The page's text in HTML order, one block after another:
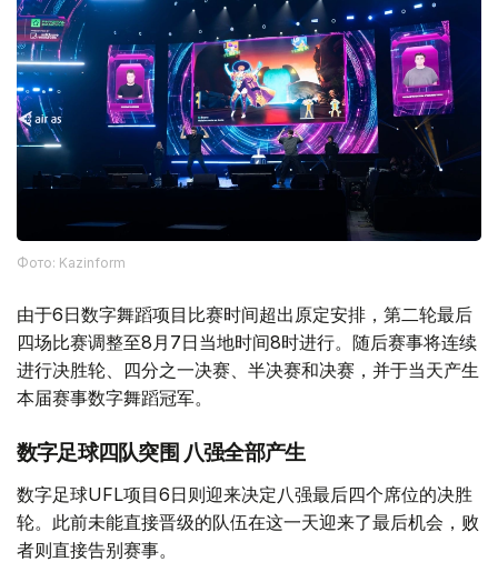
Фото: Kazinform
由于6日数字舞蹈项目比赛时间超出原定安排，第二轮最后
四场比赛调整至8月7日当地时间8时进行。随后赛事将连续
进行决胜轮、四分之一决赛、半决赛和决赛，并于当天产生
本届赛事数字舞蹈冠军。
数字足球四队突围 八强全部产生
数字足球UFL项目6日则迎来决定八强最后四个席位的决胜
轮。此前未能直接晋级的队伍在这一天迎来了最后机会，败
者则直接告别赛事。